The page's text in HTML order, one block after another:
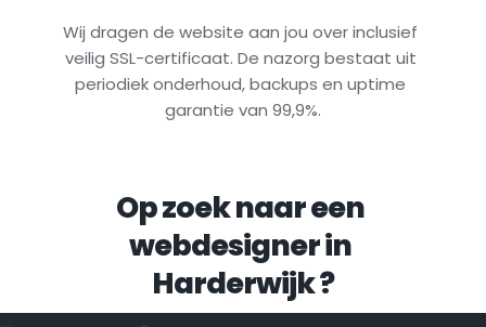
Wij dragen de website aan jou over inclusief
veilig SSL-certificaat. De nazorg bestaat uit
periodiek onderhoud, backups en uptime
garantie van 99,9%.
Op zoek naar een
Harderwijk ?